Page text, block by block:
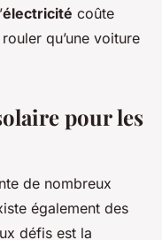
électricité coûte
qu’une voiture
pour les
de nombreux
également des
défis est la